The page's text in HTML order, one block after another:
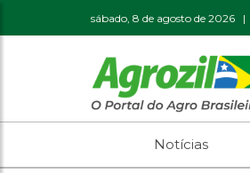
sábado, 8 de agosto de 2026 |
Notícias